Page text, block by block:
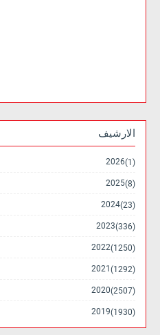
الارشيف
2026 (1)
2025 (8)
2024 (23)
2023 (336)
2022 (1250)
2021 (1292)
2020 (2507)
2019 (1930)